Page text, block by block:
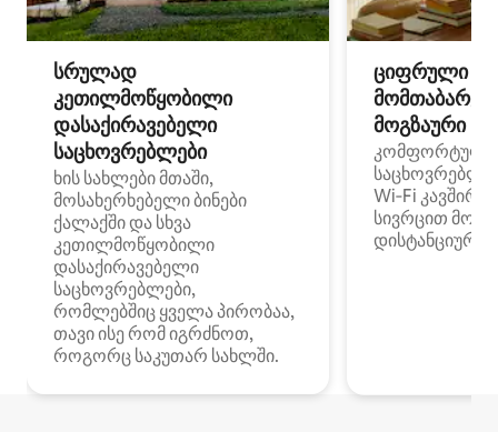
სრულად
კეთილმოწყობილი
დასაქირავებელი
საცხოვრებლები
ხის სახლები მთაში,
მოსახერხებელი ბინები
ქალაქში და სხვა
კეთილმოწყობილი
დასაქირავებელი
საცხოვრებლები,
რომლებშიც ყველა პირობაა,
თავი ისე რომ იგრძნოთ,
როგორც საკუთარ სახლში.
ციფრული
მოგზაური
კომფორტული
Wi‑Fi
სივრცით
დისტანციური